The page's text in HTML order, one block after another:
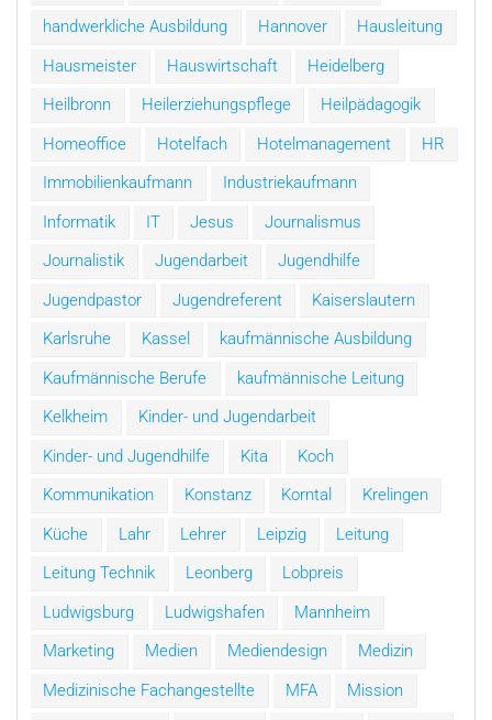
handwerkliche Ausbildung
Hannover
Hausleitung
Hausmeister
Hauswirtschaft
Heidelberg
Heilbronn
Heilerziehungspflege
Heilpädagogik
Homeoffice
Hotelfach Hotelmanagement
HR
Immobilienkaufmann
Industriekaufmann
Informatik
IT Jesus
Journalismus
Journalistik
Jugendarbeit
Jugendhilfe
Jugendpastor
Jugendreferent
Kaiserslautern
Karlsruhe
Kassel
kaufmännische Ausbildung
Kaufmännische Berufe
kaufmännische Leitung
Kelkheim
Kinder- und Jugendarbeit
Kinder- und Jugendhilfe
Kita
Koch
Kommunikation
Konstanz Korntal
Krelingen
Küche
Lahr Lehrer Leipzig
Leitung
Leitung Technik
Leonberg
Lobpreis
Ludwigsburg
Ludwigshafen
Mannheim
Marketing
Medien Mediendesign
Medizin
Medizinische Fachangestellte
MFA
Mission